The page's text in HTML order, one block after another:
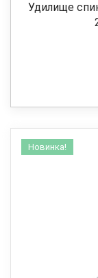
Удилище
Новинка!